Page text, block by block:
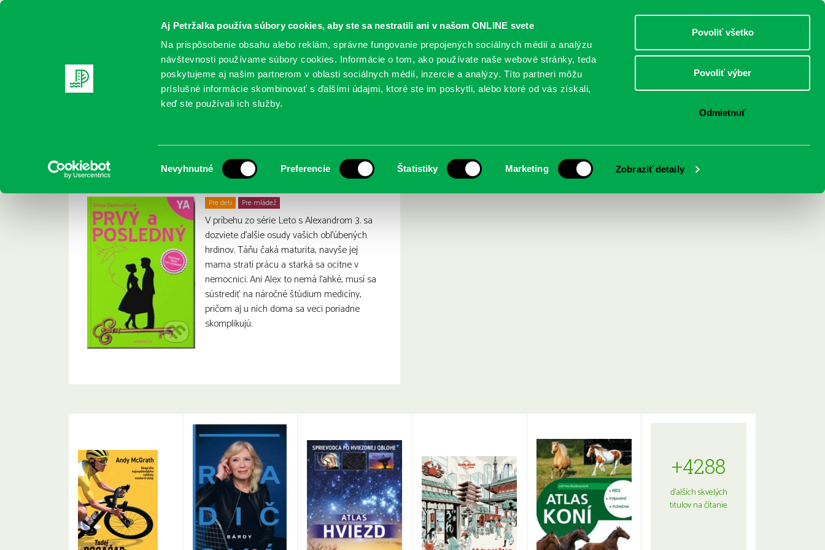
Aj Petržalka používa súbory cookies, aby ste sa nestratili ani v našom ONLINE svete
Na prispôsobenie obsahu alebo reklám, správne fungovanie prepojených sociálnych médií a analýzu
návštevnosti používame súbory cookies. Informácie o tom, ako používate naše webové stránky, teda
poskytujeme aj našim partnerom v oblasti sociálnych médií, inzercie a analýzy. Títo partneri môžu
príslušné informácie skombinovať s ďalšími údajmi, ktoré ste im poskytli, alebo ktoré od vás získali,
keď ste používali ich služby.
súhlasu
Nevyhnutné Preferencie Štatistiky Marketing Zobraziť detaily
Povoliť všetko
Povoliť výber
Odmietnuť
DOSPELÍ
REGISTRUJTE SA ONLINE KATALÓGY SLUŽBY PODUJATIA POBOČKY O KNIŽNICI
Demovičová, Silvia: Prvý a posledný
Pre deti Pre mládež
V príbehu zo série Leto s Alexandrom 3. sa
dozviete ďalšie osudy vašich obľúbených
hrdinov. Táňu čaká maturita, navyše jej
mama stratí prácu a starká sa ocitne v
nemocnici. Ani Alex to nemá ľahké, musí sa
sústrediť na náročné štúdium medicíny,
pričom aj u nich doma sa veci poriadne
skomplikujú.
+4288
ďalších skvelých
titulov na čítanie